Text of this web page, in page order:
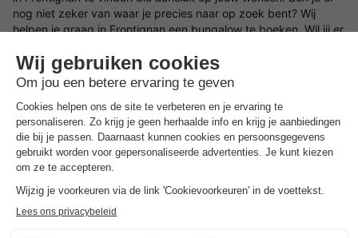
nog niet zeker van waar je precies naar op zoek bent? Wij
helpen je graag in Frontignan een bungalow te boeken. Wil jij er
minute vakantiehuisje.
Zoek jouw ideale locatie in Frontignan voor het vakantiehuis
Wat voor type bungalow in Frontignan wil jij boeken en in welke
omgeving wil jij zitten? Laat je inspireren door de mooiste
locaties en vakantiehuizen in Frontignan. Kies eenvakantie in
Nederlandof ga in Frontignan voor een bungalow en geniet
van een prachtige omgeving waar jij tot rust kunt komen. Bij
vakantiehuisjes in een bosrijke omgeving, aan zee, tussen de